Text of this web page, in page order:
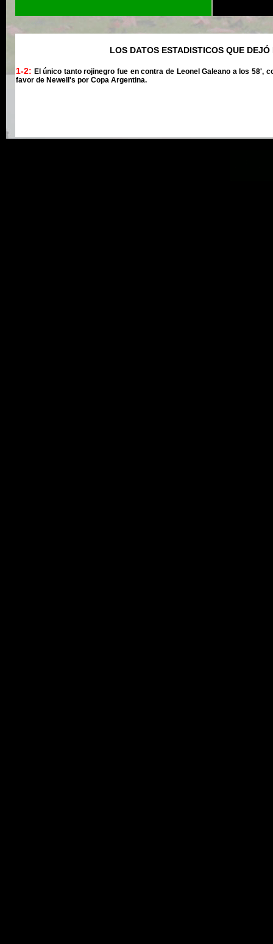
LOS DATOS ESTADISTICOS QUE DEJÓ
1-2: El único tanto rojinegro fue en contra de Leonel Galeano a los 58',
favor de Newell's por Copa Argentina.